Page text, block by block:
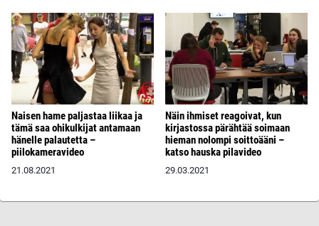
Naisen hame paljastaa liikaa ja
tämä saa ohikulkijat antamaan
hänelle palautetta –
piilokameravideo
21.08.2021
Näin ihmiset reagoivat, kun
kirjastossa pärähtää soimaan
hieman nolompi soittoääni –
katso hauska pilavideo
29.03.2021